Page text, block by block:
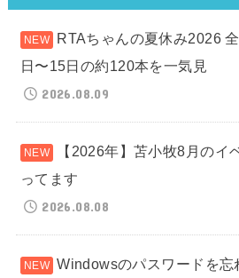
RTAちゃんの夏休み2026
日〜15日の約120本を一気見
2026.08.09
【2026年】苫小牧8月のイ
ってます
2026.08.08
Windowsのパスワードを忘